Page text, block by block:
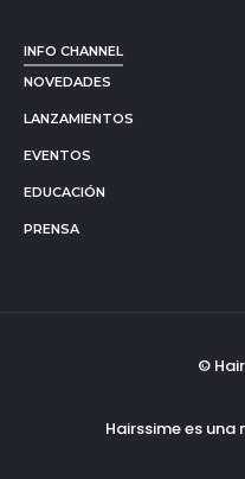
INFO CHANNEL
NOVEDADES
LANZAMIENTOS
EVENTOS
EDUCACIÓN
PRENSA
©
Hairssime es una